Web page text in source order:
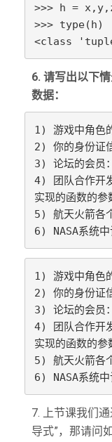
>>> h =
>>> type(h)
<class
6. 请写出以下
数据：
1) 游戏中角色
2) 你的身份证
3) 论坛的会员
4) 团队合作开
实现的函数的参
5) 航天火箭各
6) NASA系统中
1) 游戏中角色
2) 你的身份证
3) 论坛的会员
4) 团队合作开
实现的函数的参
5) 航天火箭各
6) NASA系统中
7. 上节课我们
导式”，那请问